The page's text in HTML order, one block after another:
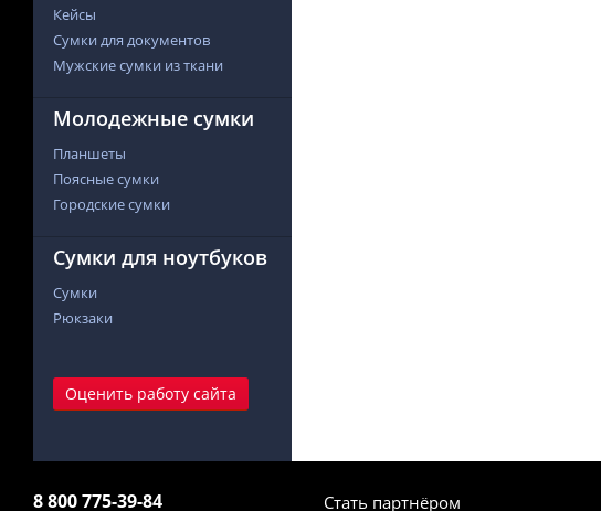
Кейсы
Сумки для документов
Мужские сумки из ткани
Молодежные сумки
Планшеты
Поясные сумки
Городские сумки
Сумки для ноутбуков
Сумки
Рюкзаки
Оценить работу сайта
8 800 775-39-84 Стать партнёром